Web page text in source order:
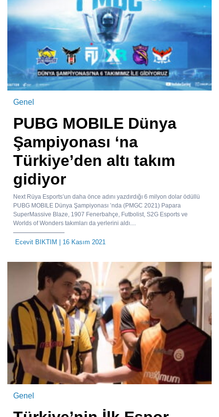
Genel
PUBG MOBILE Dünya
Şampiyonası ‘na
Türkiye’den altı takım
gidiyor
Next Rüya Esports’un daha önce adını yazdırdığı 6 milyon dolar ödüllü
PUBG MOBILE Dünya Şampiyonası ’nda (PMGC 2021) Papara
SuperMassive Blaze, 1907 Fenerbahçe, Futbolist, S2G Esports ve
Worlds of Wonders takımları da yerlerini aldı....
Ecevit BIKTIM | 16 Kasım 2021
Genel